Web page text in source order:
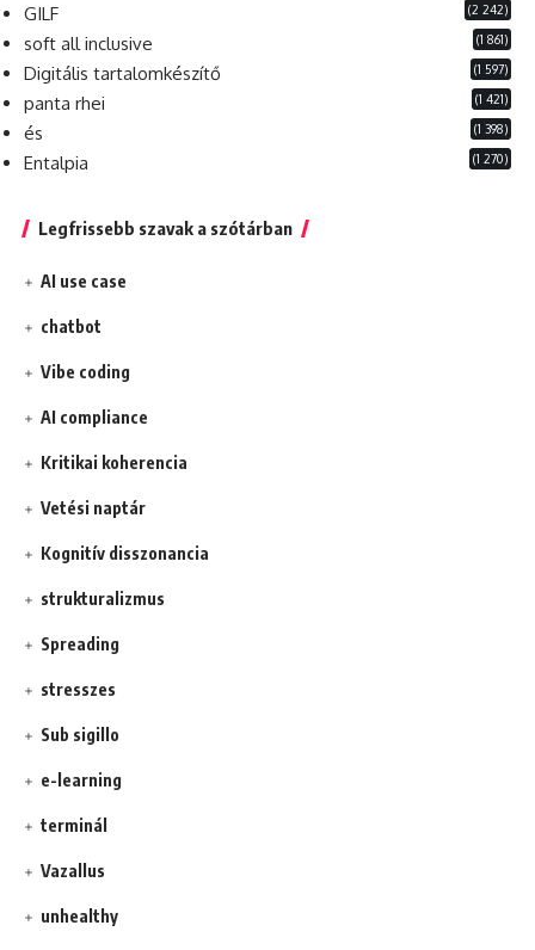
GILF (2 242)
soft all inclusive (1 861)
Digitális tartalomkészítő (1 597)
panta rhei (1 421)
és (1 398)
Entalpia (1 270)
Legfrissebb szavak a szótárban
AI use case
chatbot
Vibe coding
AI compliance
Kritikai koherencia
Vetési naptár
Kognitív disszonancia
strukturalizmus
Spreading
stresszes
Sub sigillo
e-learning
terminál
Vazallus
unhealthy